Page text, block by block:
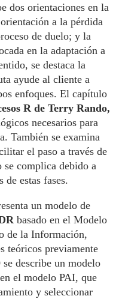
dos orientaciones en la
a la pérdida
de duelo; y la
en la adaptación a
se destaca la
ayude al cliente a
enfoques. El capítulo
R de Terry Rando,
necesarios para
También se examina
el paso a través de
se complica debido a
de estas fases.
un modelo de
basado en el Modelo
de la Información,
teóricos previamente
describe un modelo
el modelo PAI, que
y seleccionar